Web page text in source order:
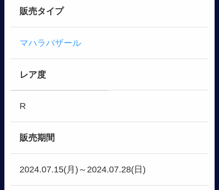
販売タイプ
マハラバザール
レア度
R
販売期間
2024.07.15(月)～2024.07.28(日)